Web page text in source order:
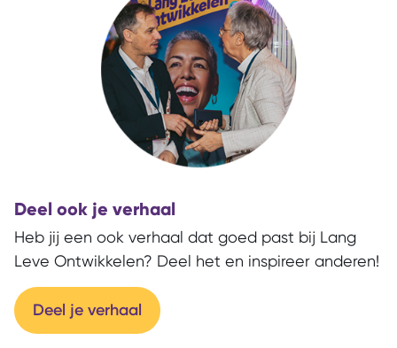
Deel ook je verhaal
Heb jij een ook verhaal dat goed past bij Lang
Leve Ontwikkelen? Deel het en inspireer anderen!
Deel je verhaal